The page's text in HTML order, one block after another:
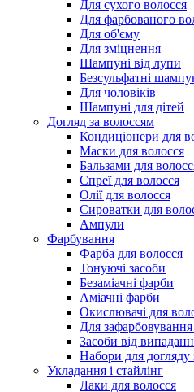
Для сухого волосся
Для фарбованого
Для об'єму
Для зміцнення
Шампуні від лупи
Безсульфатні
Для чоловіків
Шампуні для дітей
Догляд за волоссям
Кондиціонери для
Маски для волосся
Бальзами для
Спреї для волосся
Олії для волосся
Сироватки для
Ампули
Фарбування
Фарба для волосся
Тонуючі засоби
Безаміачні фарби
Аміачні фарби
Окислювачі для
Для
Засоби від
Набори для догляду
Укладання і стайлінг
Лаки для волосся